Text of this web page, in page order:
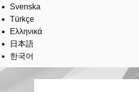
Svenska
Türkçe
Ελληνικά
日本語
한국어